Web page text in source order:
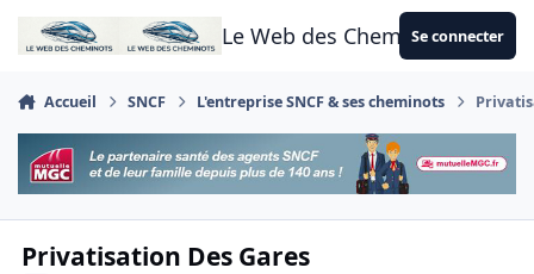
Aller au contenu
Le Web des CheminotsSe connecter
Accueil SNCF L'entreprise SNCF & ses cheminots
Privatisation Des Gares